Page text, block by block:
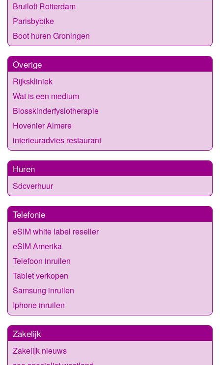
Bruiloft Rotterdam
Parisbybike
Boot huren Groningen
Overige
Rijkskliniek
Wat is een medium
Blosskinderfysiotherapie
Hovenier Almere
interieuradvies restaurant
Huren
Sdcverhuur
Telefonie
eSIM white label reseller
eSIM Amerika
Telefoon inruilen
Tablet verkopen
Samsung inruilen
Iphone inruilen
Zakelijk
Zakelijk nieuws